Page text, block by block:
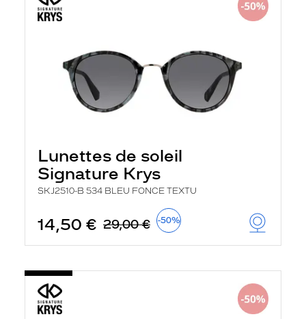
Lunettes de soleil
Signature Krys
SKJ2510-B 534 BLEU FONCE TEXTU
14,50 € 29,00 € -50%